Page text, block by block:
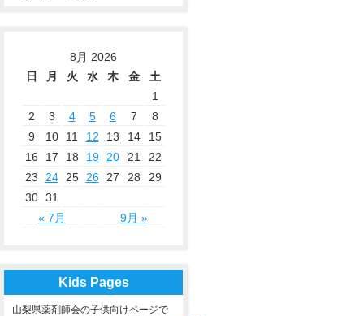
8月 2026
日
月 火 水 木 金
土
1
2
3 4 5 6 7
8
9
10 11 12 13 14
15
16
17 18 19 20 21
22
23
24 25 26 27 28
29
30 31
« 7月
9月 »
Kids Pages
山梨県薬剤師会の子供向けページで